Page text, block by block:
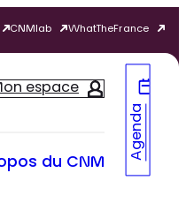
CNMlab WhatTheFrance
espace
du CNM
Agenda